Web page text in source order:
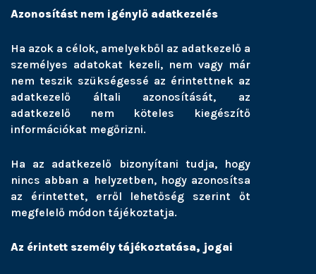
Azonosítást nem igénylő adatkezelés
Ha azok a célok, amelyekből az adatkezelő a
személyes adatokat kezeli, nem vagy már
nem teszik szükségessé az érintettnek az
adatkezelő általi azonosítását, az
adatkezelő nem köteles kiegészítő
információkat megőrizni.
Ha az adatkezelő bizonyítani tudja, hogy
nincs abban a helyzetben, hogy azonosítsa
az érintettet, erről lehetőség szerint őt
megfelelő módon tájékoztatja.
Az érintett személy tájékoztatása, jogai